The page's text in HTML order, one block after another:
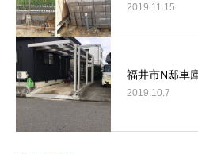
2019.11.15
福井市N邸車
2019.10.7